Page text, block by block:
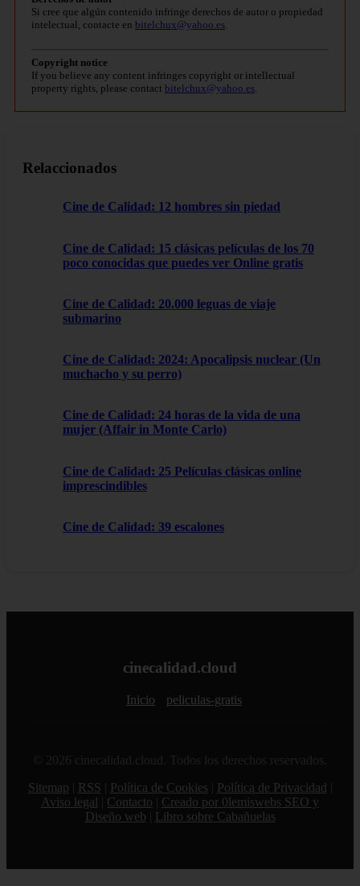
Si cree que algún contenido infringe derechos de autor o propiedad
intelectual, contacte en bitelchux@yahoo.es
Copyright notice
If you believe any content infringes copyright or intellectual
property rights, please contact bitelchux@yahoo.es
Relaccionados
Cine de Calidad: 12 hombres sin piedad
Cine de Calidad: 15 clásicas películas de los 70
poco conocidas que puedes ver Online gratis
Cine de Calidad: 20.000 leguas de viaje
submarino
Cine de Calidad: 2024: Apocalipsis nuclear (Un
muchacho y su perro)
Cine de Calidad: 24 horas de la vida de una
mujer (Affair in Monte Carlo)
Cine de Calidad: 25 Películas clásicas online
imprescindibles
Cine de Calidad: 39 escalones
cinecalidad.cloud
Inicio peliculas-gratis
© 2026 cinecalidad.cloud. Todos los derechos reservados.
Sitemap
RSS Política de Cookies Política de Privacidad
Aviso legal
Contacto
Creado por 0lemiswebs SEO y
Diseño web
Libro sobre Cabañuelas